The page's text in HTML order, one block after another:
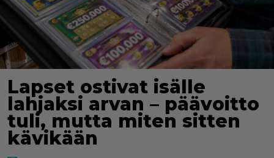
Lapset ostivat isälle
lahjaksi arvan – päävoitto
tuli, mutta miten sitten
kävikään